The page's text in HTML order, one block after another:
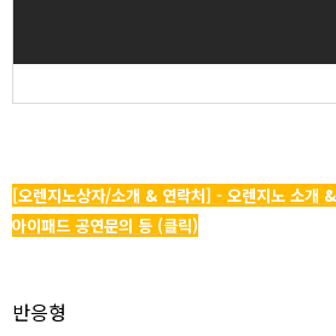
[오렌지노상자/소개 & 연락처] - 오렌지노 소개
아이패드 공연문의 등 (클릭)
반응형